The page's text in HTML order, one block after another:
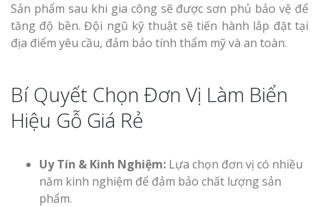
Sản phẩm sau khi gia công sẽ được sơn phủ bảo vệ để
tăng độ bền. Đội ngũ kỹ thuật sẽ tiến hành lắp đặt tại
địa điểm yêu cầu, đảm bảo tính thẩm mỹ và an toàn.
Bí Quyết Chọn Đơn Vị Làm Biển
Hiệu Gỗ Giá Rẻ
Uy Tín & Kinh Nghiệm: Lựa chọn đơn vị có nhiều
năm kinh nghiệm để đảm bảo chất lượng sản
phẩm.